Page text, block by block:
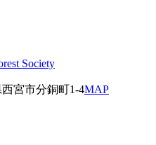
宮市分銅町1-4MAP